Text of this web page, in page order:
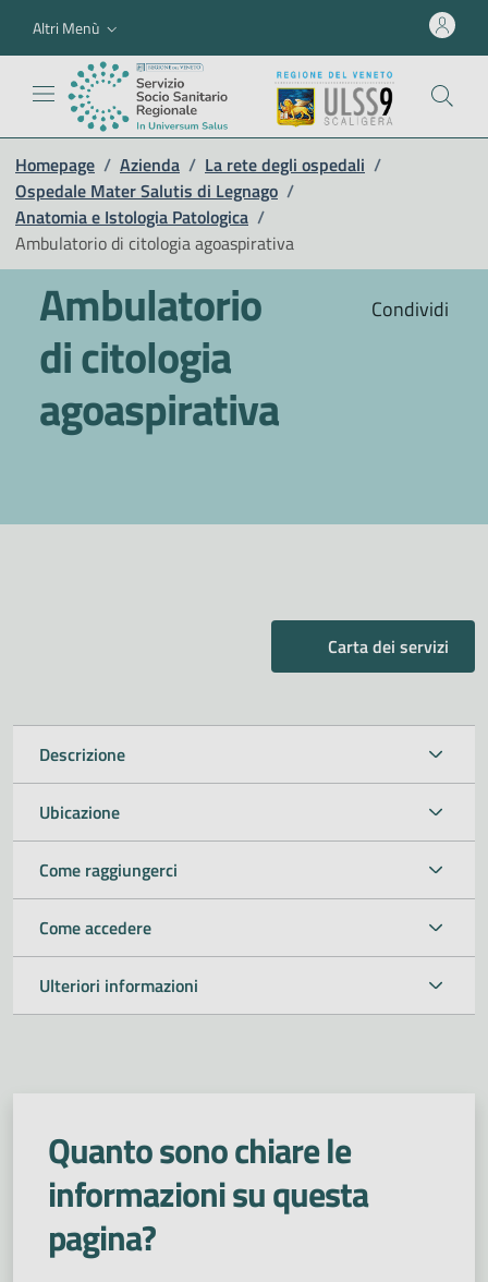
Altri Menù
Homepage / Azienda / La rete degli ospedali /
Ospedale Mater Salutis di Legnago /
Anatomia e Istologia Patologica /
Ambulatorio di citologia agoaspirativa
Condividi
Ambulatorio
di citologia
agoaspirativa
Carta dei servizi
Descrizione
Ubicazione
Come raggiungerci
Come accedere
Ulteriori informazioni
Quanto sono chiare le
informazioni su questa
pagina?